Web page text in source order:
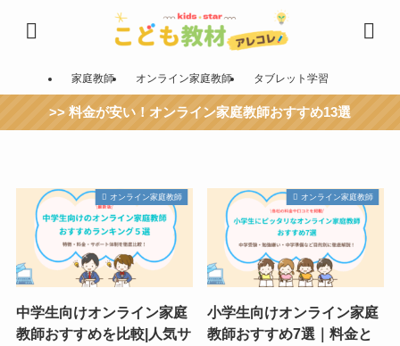
家庭教師 オンライン家庭教師 タブレット学習
>> 料金が安い！オンライン家庭教師おすすめ13選
オンライン家庭教師
中学生向けオンライン家庭
教師おすすめを比較|人気サ
オンライン家庭教師
小学生向けオンライン家庭
教師おすすめ7選｜料金と